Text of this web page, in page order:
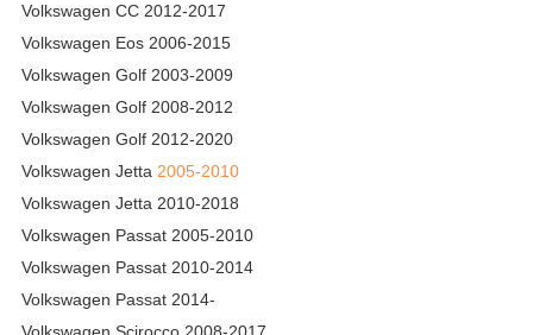
Volkswagen CC 2012-2017
Volkswagen Eos 2006-2015
Volkswagen Golf 2003-2009
Volkswagen Golf 2008-2012
Volkswagen Golf 2012-2020
Volkswagen Jetta 2005-2010
Volkswagen Jetta 2010-2018
Volkswagen Passat 2005-2010
Volkswagen Passat 2010-2014
Volkswagen Passat 2014-